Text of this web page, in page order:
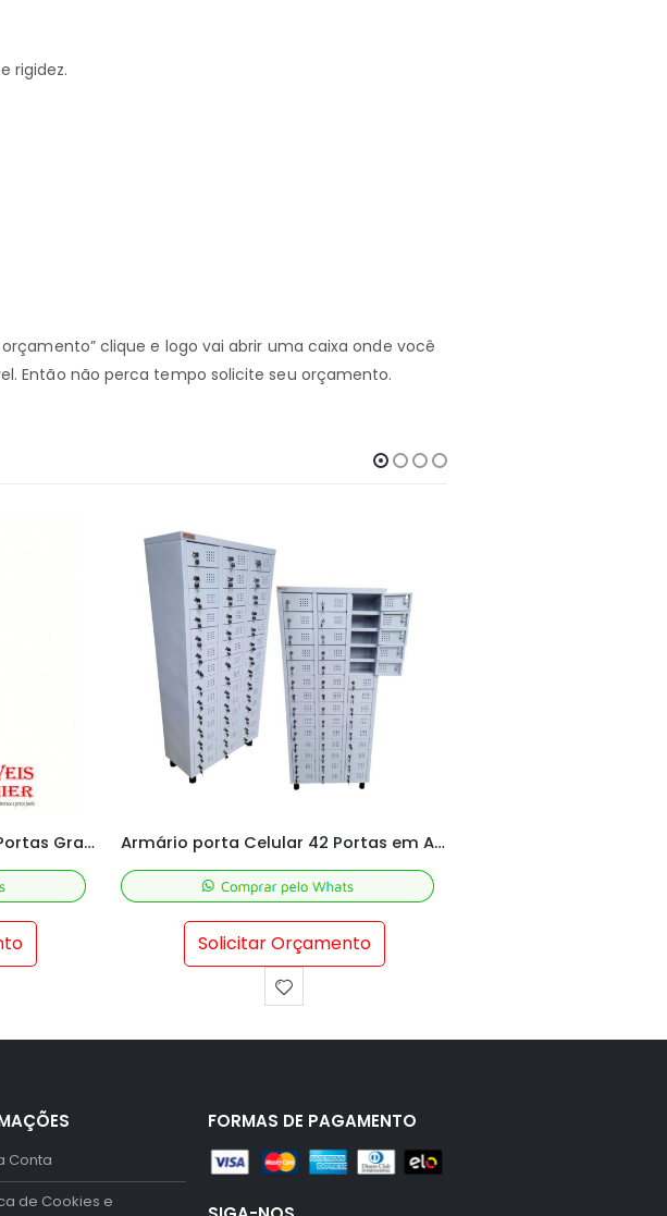
rigidez.
clique e logo vai abrir uma caixa onde você
Então não perca tempo solicite seu orçamento.
Armário porta Celular 42 Portas em Aço Reforçado | Schier Móveis Armário para Celular 32 portas Numerado 100x83x28 cm com chave
Solicitar Orçamento
Conta
de Cookies e
FORMAS DE PAGAMENTO